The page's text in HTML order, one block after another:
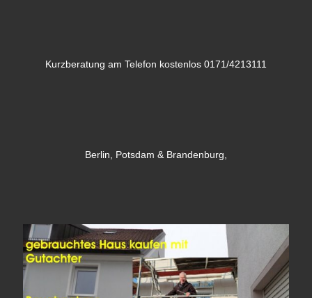
Kurzberatung am Telefon kostenlos 0171/4213111
Berlin, Potsdam & Brandenburg,